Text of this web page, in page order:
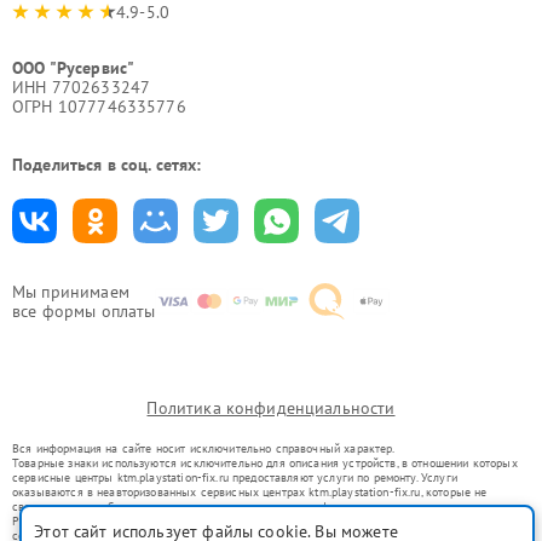
Мы принимаем
все формы оплаты
4.9-5.0
ООО "Русервис"
ИНН 7702633247
ОГРН 1077746335776
Поделиться в соц. сетях:
Политика конфиденциальности
Вся информация на сайте носит исключительно справочный характер.
Товарные знаки используются исключительно для описания устройств, в отношении которых
сервисные центры ktm.playstation-fix.ru предоставляют услуги по ремонту. Услуги
оказываются в неавторизованных сервисных центрах ktm.playstation-fix.ru, которые не
связаны с правообладателями товарных знаков или их официальными представителями.
Ремонт осуществляется для устройств, уже введенных в гражданский оборот в соответствии
со статьей 1487 ГК РФ.
Этот сайт использует файлы cookie. Вы можете